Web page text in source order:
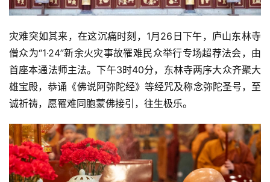
灾难突如其来，在这沉痛时刻，1月26日下午，庐山东林寺
僧众为“1·24”新余火灾事故罹难民众举行专场超荐法会，由
首座本通法师主法。下午3时40分，东林寺两序大众齐聚大
雄宝殿，恭诵《佛说阿弥陀经》等经咒及称念弥陀圣号，至
诚祈祷，愿罹难同胞蒙佛接引，往生极乐。